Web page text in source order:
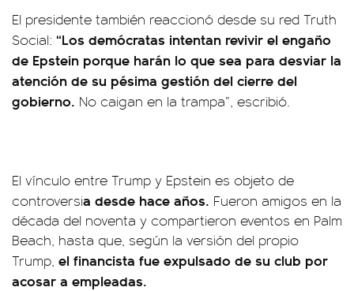
El presidente también reaccionó desde su red Truth
Social: “Los demócratas intentan revivir el engaño
de Epstein porque harán lo que sea para desviar la
atención de su pésima gestión del cierre del
gobierno. No caigan en la trampa”, escribió.
El vínculo entre Trump y Epstein es objeto de
controversia desde hace años. Fueron amigos en la
década del noventa y compartieron eventos en Palm
Beach, hasta que, según la versión del propio
Trump, el financista fue expulsado de su club por
acosar a empleadas.